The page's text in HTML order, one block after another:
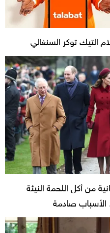
التيك توكر السنغالي
من أكل اللحمة النيئة
الأسباب صادمة